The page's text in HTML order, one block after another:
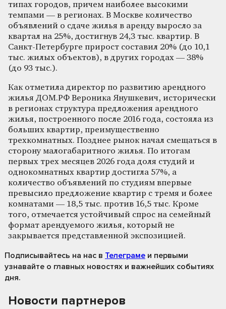
типах городов, причем наиболее высокими
темпами — в регионах. В Москве количество
объявлений о сдаче жилья в аренду выросло за
квартал на 25%, достигнув 24,3 тыс. квартир. В
Санкт-Петербурге прирост составил 20% (до 10,1
тыс. жилых объектов), в других городах — 38%
(до 93 тыс.).
Как отметила директор по развитию арендного
жилья ДОМ.РФ Вероника Янушкевич, исторически
в регионах структура предложения арендного
жилья, построенного после 2016 года, состояла из
больших квартир, преимущественно
трехкомнатных. Позднее рынок начал смещаться в
сторону малогабаритного жилья. По итогам
первых трех месяцев 2026 года доля студий и
однокомнатных квартир достигла 57%, а
количество объявлений по студиям впервые
превысило предложение квартир с тремя и более
комнатами — 18,5 тыс. против 16,5 тыс. Кроме
того, отмечается устойчивый спрос на семейный
формат арендуемого жилья, который не
закрывается представленной экспозицией.
Подписывайтесь на нас в Телеграме и первыми
узнавайте о главных новостях и важнейших событиях
дня.
Новости партнеров